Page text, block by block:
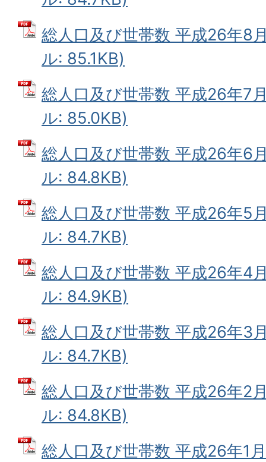
総人口及び世帯数 平成26年8
ル: 85.1KB)
総人口及び世帯数 平成26年7
ル: 85.0KB)
総人口及び世帯数 平成26年6
ル: 84.8KB)
総人口及び世帯数 平成26年5
ル: 84.7KB)
総人口及び世帯数 平成26年4
ル: 84.9KB)
総人口及び世帯数 平成26年3
ル: 84.7KB)
総人口及び世帯数 平成26年2
ル: 84.8KB)
総人口及び世帯数 平成26年1